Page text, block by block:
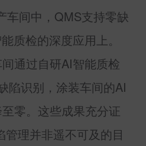
间中， QMS支持零缺
质检的深度应用上。
通过自研AI智能质检
陷识别，涂装车间的AI
零。这些成果充分证
管理并非遥不可及的目